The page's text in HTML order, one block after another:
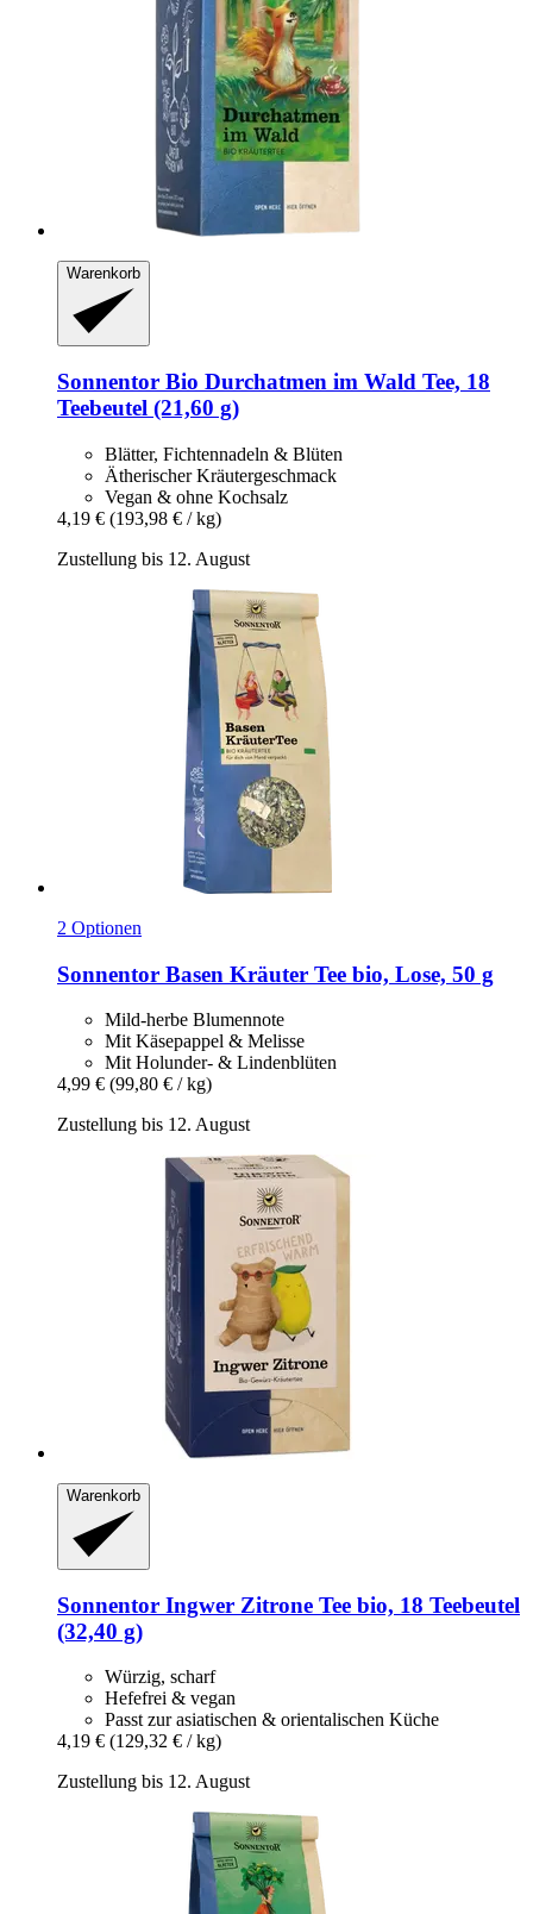
Warenkorb
Sonnentor Bio Durchatmen im Wald Tee, 18
Teebeutel (21,60 g)
Blätter, Fichtennadeln & Blüten
Ätherischer Kräutergeschmack
Vegan & ohne Kochsalz
4,19 € (193,98 € / kg)
Zustellung bis 12. August
2 Optionen
Sonnentor Basen Kräuter Tee bio, Lose, 50 g
Mild-herbe Blumennote
Mit Käsepappel & Melisse
Mit Holunder- & Lindenblüten
4,99 € (99,80 € / kg)
Zustellung bis 12. August
Warenkorb
Sonnentor Ingwer Zitrone Tee bio, 18 Teebeutel
(32,40 g)
Würzig, scharf
Hefefrei & vegan
Passt zur asiatischen & orientalischen Küche
4,19 € (129,32 € / kg)
Zustellung bis 12. August